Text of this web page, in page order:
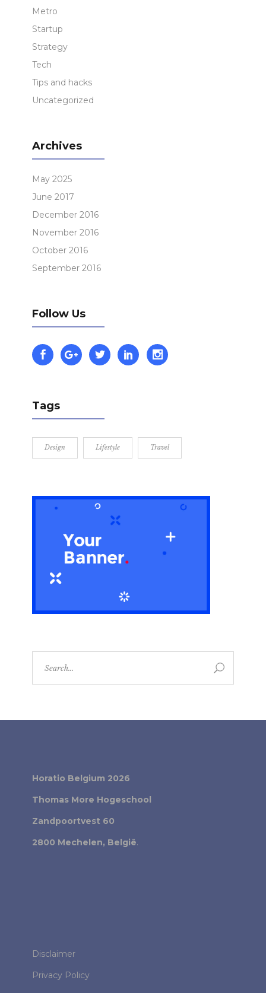
Metro
Startup
Strategy
Tech
Tips and hacks
Uncategorized
Archives
May 2025
June 2017
December 2016
November 2016
October 2016
September 2016
Follow Us
Tags
Design Lifestyle Travel
Horatio Belgium 2026
Thomas More Hogeschool
Zandpoortvest 60
2800 Mechelen, België.
Disclaimer
Privacy Policy